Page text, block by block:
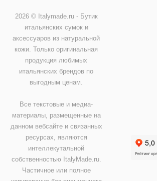
2026 © Italymade.ru - Бутик
итальянских сумок и
аксессуаров из натуральной
кожи. Только оригинальная
продукция любимых
итальянских брендов по
выгодным ценам.
Все текстовые и медиа-
материалы, размещенные на
данном вебсайте и связанных
ресурсах, являются
интеллекутальной
собственностью ItalyMade.ru.
Частичное или полное